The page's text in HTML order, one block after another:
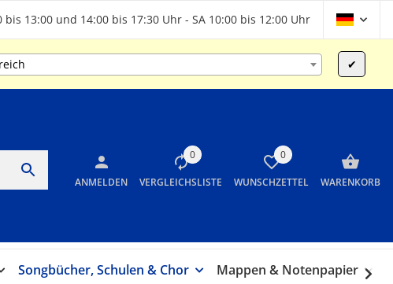
bis 13:00 und 14:00 bis 17:30 Uhr - SA 10:00 bis 12:00 Uhr
✔
ANMELDEN
0
VERGLEICHSLISTE
0
WUNSCHZETTEL WARENKORB
Songbücher, Schulen & Chor Mappen & Notenpapier